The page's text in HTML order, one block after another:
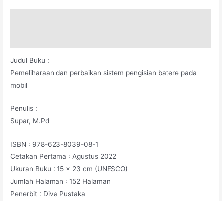
Judul Buku :
Pemeliharaan dan perbaikan sistem pengisian batere pada
mobil
Penulis :
Supar, M.Pd
ISBN : 978-623-8039-08-1
Cetakan Pertama : Agustus 2022
Ukuran Buku : 15 x 23 cm (UNESCO)
Jumlah Halaman : 152 Halaman
Penerbit : Diva Pustaka